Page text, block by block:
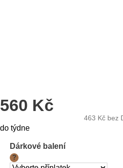
560 Kč
463 Kč bez
Měrná
do týdne
Dárkové balení
?